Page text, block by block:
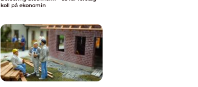
koll på ekonomin